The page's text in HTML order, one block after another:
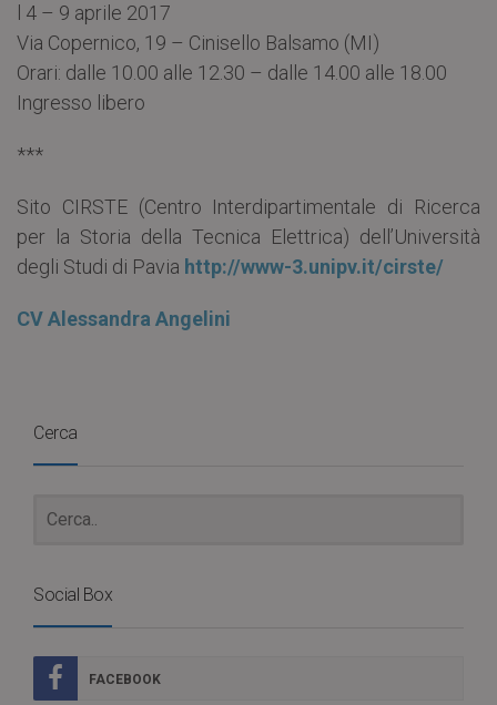
l 4 – 9 aprile 2017
Via Copernico, 19 – Cinisello Balsamo (MI)
Orari: dalle 10.00 alle 12.30 – dalle 14.00 alle 18.00
Ingresso libero
***
Sito CIRSTE (Centro Interdipartimentale di Ricerca
per la Storia della Tecnica Elettrica) dell’Università
degli Studi di Pavia http://www-3.unipv.it/cirste/
CV Alessandra Angelini
Cerca
Social Box
FACEBOOK